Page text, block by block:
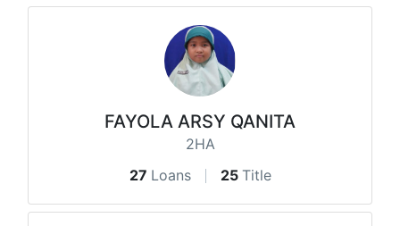
FAYOLA ARSY QANITA
2HA
27 Loans 25 Title